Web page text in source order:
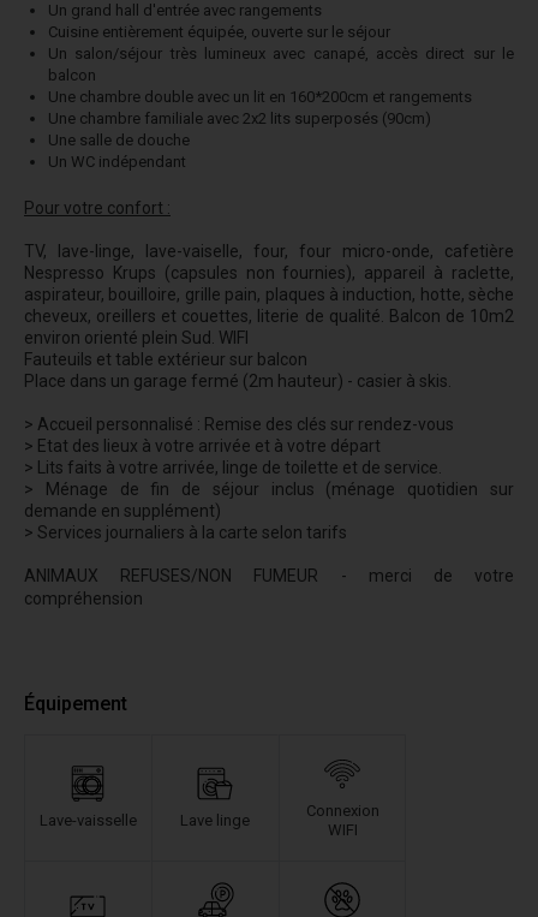
Un grand hall d'entrée avec rangements
Cuisine entièrement équipée, ouverte sur le séjour
Un salon/séjour très lumineux avec canapé, accès direct sur le
balcon
Une chambre double avec un lit en 160*200cm et rangements
Une chambre familiale avec 2x2 lits superposés (90cm)
Une salle de douche
Un WC indépendant
Pour votre confort :
TV, lave-linge, lave-vaiselle, four, four micro-onde, cafetière
Nespresso Krups (capsules non fournies), appareil à raclette,
aspirateur, bouilloire, grille pain, plaques à induction, hotte, sèche
cheveux, oreillers et couettes, literie de qualité. Balcon de 10m2
environ orienté plein Sud. WIFI
Fauteuils et table extérieur sur balcon
Place dans un garage fermé (2m hauteur) - casier à skis.
> Accueil personnalisé : Remise des clés sur rendez-vous
> Etat des lieux à votre arrivée et à votre départ
> Lits faits à votre arrivée, linge de toilette et de service.
> Ménage de fin de séjour inclus (ménage quotidien sur
demande en supplément)
> Services journaliers à la carte selon tarifs
ANIMAUX REFUSES/NON FUMEUR - merci de votre
compréhension
Équipement
Lave-vaisselle Lave linge
Connexion
WIFI